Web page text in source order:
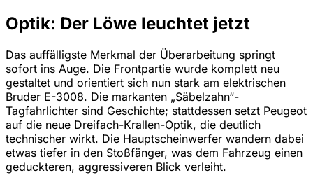
Optik: Der Löwe leuchtet jetzt
Das auffälligste Merkmal der Überarbeitung springt
sofort ins Auge. Die Frontpartie wurde komplett neu
gestaltet und orientiert sich nun stark am elektrischen
Bruder E-3008. Die markanten „Säbelzahn“-
Tagfahrlichter sind Geschichte; stattdessen setzt Peugeot
auf die neue Dreifach-Krallen-Optik, die deutlich
technischer wirkt. Die Hauptscheinwerfer wandern dabei
etwas tiefer in den Stoßfänger, was dem Fahrzeug einen
geduckteren, aggressiveren Blick verleiht.